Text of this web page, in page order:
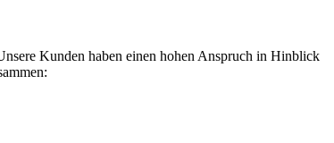
Kunden haben einen hohen Anspruch in Hinblick